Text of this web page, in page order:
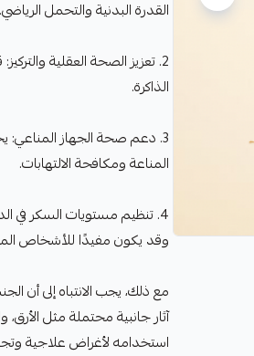
القدرة البدنية والتحمل الرياضي.
2. تعزيز الصحة العقلية
الذاكرة.
3. دعم صحة الجهاز المناعي:
المناعة ومكافحة الالتهابات.
4. تنظيم مستويات السكر في
وقد يكون مفيدًا للأشخاص
مع ذلك، يجب الانتباه إلى أن
آثار جانبية محتملة مثل
استخدامه لأغراض علاجية